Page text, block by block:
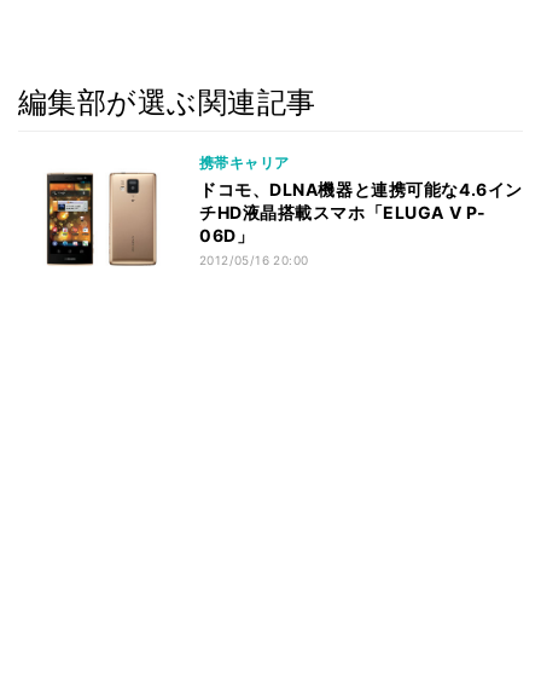
編集部が選ぶ関連記事
携帯キャリア
ドコモ、DLNA機器と連携可能な4.6イン
チHD液晶搭載スマホ「ELUGA V P-
06D」
2012/05/16 20:00